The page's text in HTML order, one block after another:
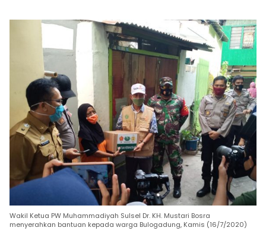
Wakil Ketua PW Muhammadiyah Sulsel Dr. KH. Mustari Bosra
menyerahkan bantuan kepada warga Bulogadung, Kamis (16/7/2020)